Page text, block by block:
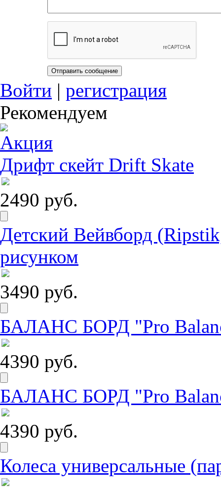
Войти | регистрация
Рекомендуем
Дрифт скейт Drift Skate
2490 руб.
Детский Вейвборд
рисунком
3490 руб.
БАЛАНС БОРД "Pro
4390 руб.
БАЛАНС БОРД "Pro
4390 руб.
Колеса универсальные